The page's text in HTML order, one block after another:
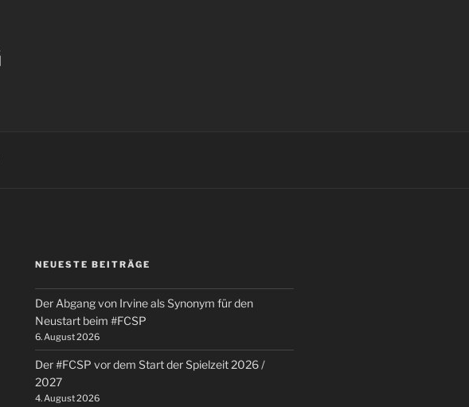
NEUESTE BEITRÄGE
Der Abgang von Irvine als Synonym für den
Neustart beim #FCSP
6. August 2026
Der #FCSP vor dem Start der Spielzeit 2026 /
2027
4. August 2026